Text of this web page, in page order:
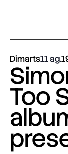
Dimarts11 ag.
Too